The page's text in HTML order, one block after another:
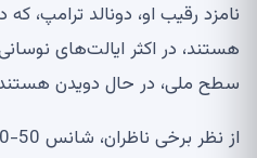
نامزد رقیب او، دونالد ترامپ، که
هستند، در اکثر ایالت‌های
سطح ملی، در حال دویدن هستند.